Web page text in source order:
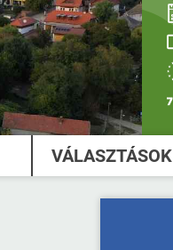
VÁLASZTÁSOK